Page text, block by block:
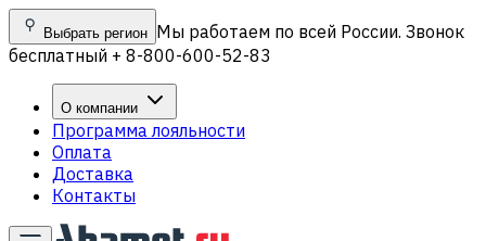
Выбрать регион Мы работаем по всей России. Звонок
бесплатный + 8-800-600-52-83
О компании
Программа лояльности
Оплата
Доставка
Контакты